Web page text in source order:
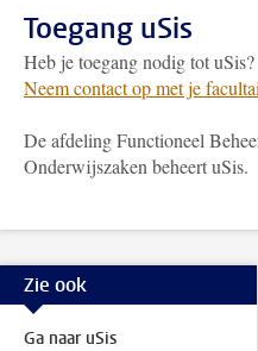
Toegang uSis
Heb je toegang nodig tot uSis?
Neem contact op met je
De afdeling Functioneel
Onderwijszaken beheert uSis.
Zie ook
Ga naar uSis